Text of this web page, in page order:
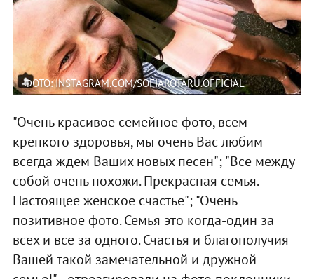
ФОТО: INSTAGRAM.COM/SOFIAROTARU.OFFICIAL
"Очень красивое семейное фото, всем
крепкого здоровья, мы очень Вас любим
всегда ждем Ваших новых песен"; "Все между
собой очень похожи. Прекрасная семья.
Настоящее женское счастье"; "Очень
позитивное фото. Семья это когда-один за
всех и все за одного. Счастья и благополучия
Вашей такой замечательной и дружной